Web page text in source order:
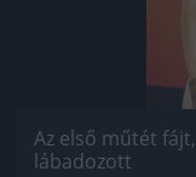
Az első műtét
lábadozott